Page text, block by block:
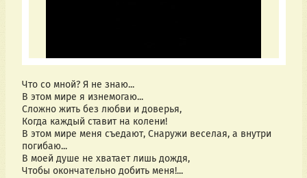
Что со мной? Я не знаю...
В этом мире я изнемогаю...
Сложно жить без любви и доверья,
Когда каждый ставит на колени!
В этом мире меня съедают, Снаружи веселая, а внутри
погибаю...
В моей душе не хватает лишь дождя,
Чтобы окончательно добить меня!...